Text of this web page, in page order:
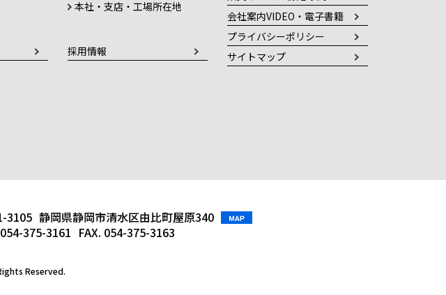
本社・支店・工場所在地
採用情報
会社案内VIDEO・電子書籍
プライバシーポリシー
サイトマップ
3105 静岡県静岡市清水区由比町屋原340
375-3161 FAX. 054-375-3163
Reserved.